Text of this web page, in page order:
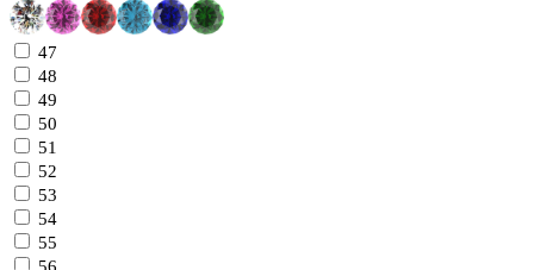
47
48
49
50
51
52
53
54
55